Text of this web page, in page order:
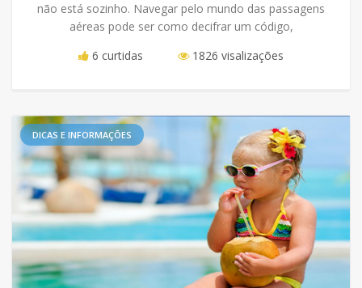
não está sozinho. Navegar pelo mundo das passagens
aéreas pode ser como decifrar um código,
6 curtidas
1826 visalizações
DICAS E INFORMAÇÕES